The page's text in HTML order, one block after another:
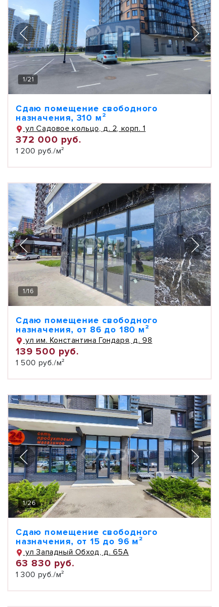
1/21
Сдаю помещение свободного
назначения, 310 м²
ул Садовое кольцо, д. 2, корп. 1
372 000 руб.
1 200 руб./м²
1/16
Сдаю помещение свободного
назначения, от 86 до 180 м²
ул им. Константина Гондаря, д. 98
139 500 руб.
1 500 руб./м²
1/26
Сдаю помещение свободного
назначения, от 15 до 96 м²
ул Западный Обход, д. 65А
63 830 руб.
1 300 руб./м²